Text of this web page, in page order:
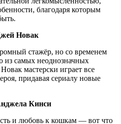
благодаря которым
Новак
стажёр, но со временем
из самых неоднозначных
мастерски играет все
придавая сериалу новые
Кинси
и любовь к кошкам — вот что